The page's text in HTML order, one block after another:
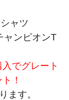
ャツ
ンピオンT
入でグレート
！
ます。